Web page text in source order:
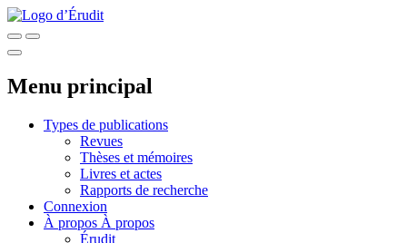
Menu principal
Types de publications
Revues
Thèses et mémoires
Livres et actes
Rapports de recherche
Connexion
À propos À propos
Érudit